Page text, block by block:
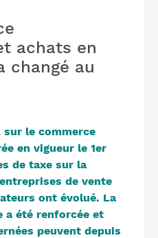
achats en
changé au
sur le commerce
en vigueur le 1er
de taxe sur la
de vente
ont évolué. La
a été renforcée et
peuvent depuis